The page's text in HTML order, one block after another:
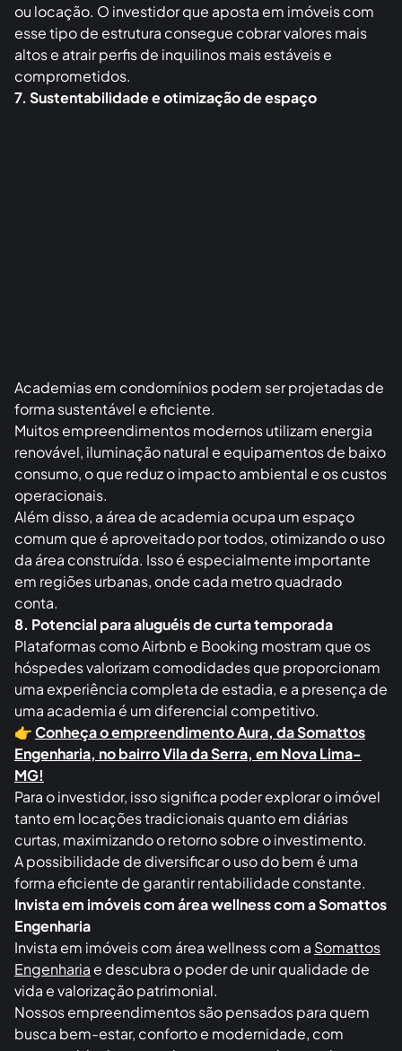
👉 Leia também:Áreas comuns diferenciadas
fortalecem a nova tendência no mercado imobiliário!
Esse diferencial faz toda a diferença na hora da venda
ou locação. O investidor que aposta em imóveis com
esse tipo de estrutura consegue cobrar valores mais
Academias em condomínios podem ser projetadas de
forma sustentável e eficiente.
Muitos empreendimentos modernos utilizam energia
renovável, iluminação natural e equipamentos de baixo
consumo, o que reduz o impacto ambiental e os custos
operacionais.
Além disso, a área de academia ocupa um espaço
comum que é aproveitado por todos, otimizando o uso
da área construída. Isso é especialmente importante
em regiões urbanas, onde cada metro quadrado
conta.
8. Potencial para aluguéis de curta temporada
Plataformas como Airbnb e Booking mostram que os
hóspedes valorizam comodidades que proporcionam
uma experiência completa de estadia, e a presença de
uma academia é um diferencial competitivo.
👉Conheça o empreendimento Aura, da Somattos
Engenharia, no bairro Vila da Serra, em Nova Lima-
MG!
Para o investidor, isso significa poder explorar o imóvel
tanto em locações tradicionais quanto em diárias
curtas, maximizando o retorno sobre o investimento.
A possibilidade de diversificar o uso do bem é uma
forma eficiente de garantir rentabilidade constante.
Invista em imóveis com área wellness com a Somattos
Engenharia
Invista em imóveis com área wellness com aSomattos
Engenhariae descubra o poder de unir qualidade de